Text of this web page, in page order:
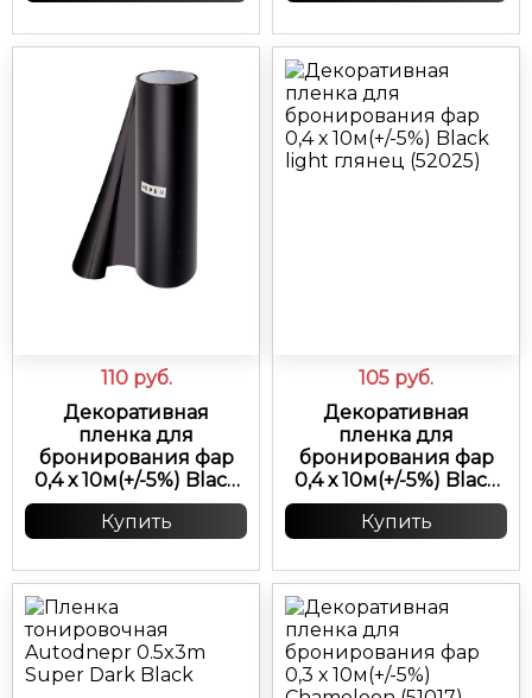
110 руб.
Декоративная
пленка для
бронирования фар
0,4 х 10м(+/-5%) Black
матовая
Купить
105 руб.
Декоративная
пленка для
бронирования фар
0,4 х 10м(+/-5%) Black
light глянец (52025)
Купить